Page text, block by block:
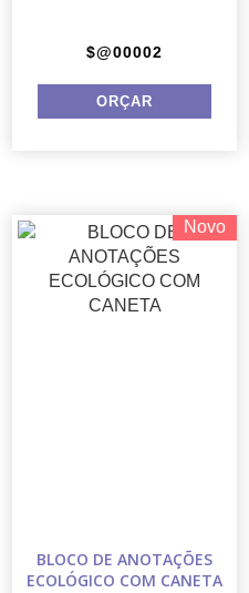
$@00002
Novo
BLOCO DE ANOTAÇÕES
ECOLÓGICO COM CANETA